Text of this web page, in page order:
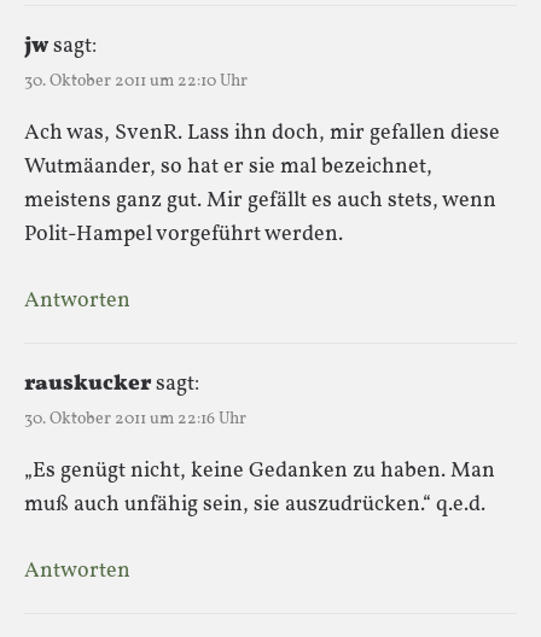
jwsagt:
30. Oktober 2011 um 22:10 Uhr
Ach was, SvenR. Lass ihn doch, mir gefallen diese
Wutmäander, so hat er sie mal bezeichnet,
meistens ganz gut. Mir gefällt es auch stets, wenn
Polit-Hampel vorgeführt werden.
Antworten
rauskuckersagt:
30. Oktober 2011 um 22:16 Uhr
„Es genügt nicht, keine Gedanken zu haben. Man
muß auch unfähig sein, sie auszudrücken.“ q.e.d.
Antworten